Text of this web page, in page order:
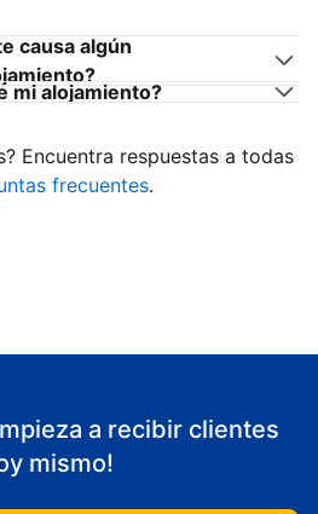
causa algún
mi alojamiento?
Encuentra respuestas a todas
frecuentes.
a recibir clientes
mismo!